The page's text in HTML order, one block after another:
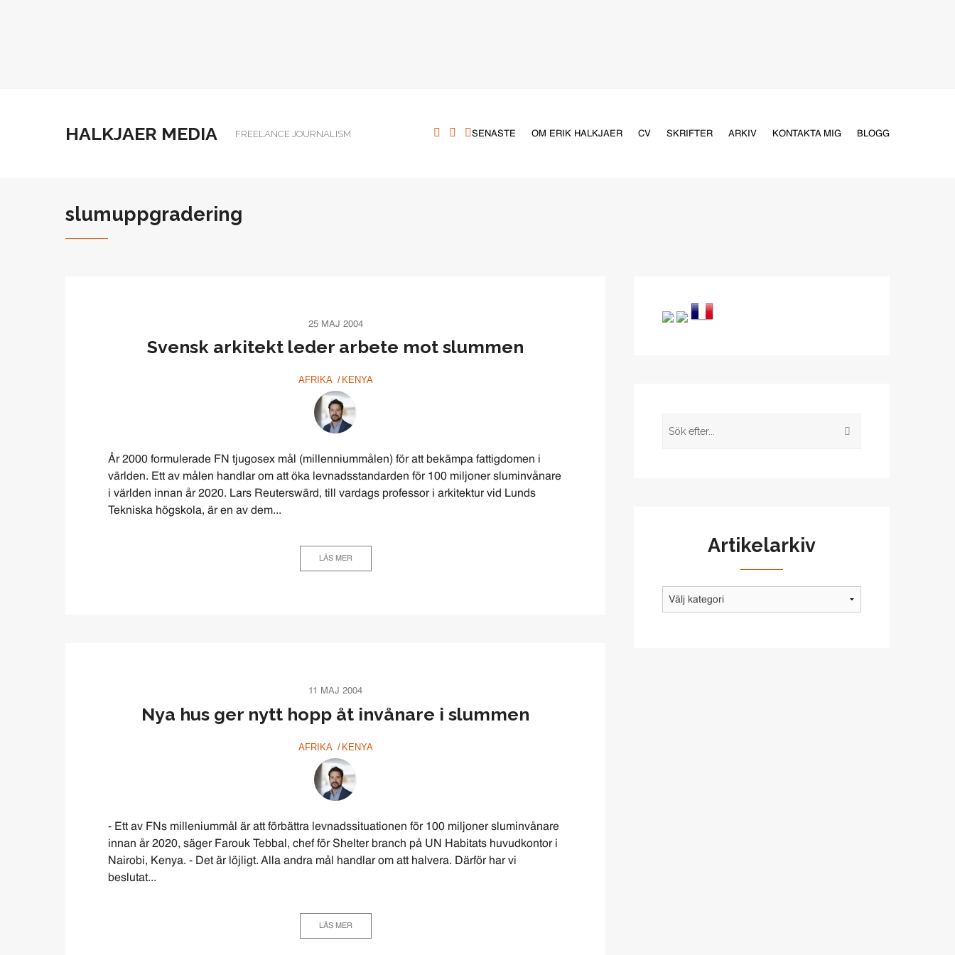
HALKJAER MEDIA FREELANCE JOURNALISM SENASTE OM ERIK HALKJAER CV SKRIFTER ARKIV KONTAKTA MIG BLOGG
slumuppgradering
25 MAJ 2004
Svensk arkitekt leder arbete mot slummen
AFRIKA KENYA
År 2000 formulerade FN tjugosex mål (millenniummålen) för att bekämpa fattigdomen i
världen. Ett av målen handlar om att öka levnadsstandarden för 100 miljoner sluminvånare
i världen innan år 2020. Lars Reuterswärd, till vardags professor i arkitektur vid Lunds
Tekniska högskola, är en av dem...
LÄS MER
11 MAJ 2004
Nya hus ger nytt hopp åt invånare i slummen
AFRIKA KENYA
- Ett av FNs milleniummål är att förbättra levnadssituationen för 100 miljoner sluminvånare
innan år 2020, säger Farouk Tebbal, chef för Shelter branch på UN Habitats huvudkontor i
Nairobi, Kenya. - Det är löjligt. Alla andra mål handlar om att halvera. Därför har vi
beslutat...
LÄS MER
Artikelarkiv
Artikelarkiv